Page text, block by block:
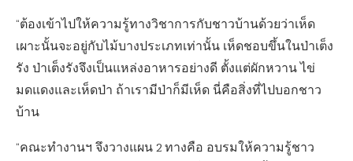
“ต้องเข้าไปให้ความรู้ทางวิชาการกับชาวบ้านด้วยว่าเห็ด
เผาะนั้นจะอยู่กับไม้บางประเภทเท่านั้น เห็ดชอบขึ้นในป่าเต็ง
รัง ป่าเต็งรังจึงเป็นแหล่งอาหารอย่างดี ตั้งแต่ผักหวาน ไข่
มดแดงและเห็ดป่า ถ้าเรามีป่าก็มีเห็ด นี่คือสิ่งที่ไปบอกชาว
บ้าน
“คณะทำงานฯ จึงวางแผน 2 ทางคือ อบรมให้ความรู้ชาว